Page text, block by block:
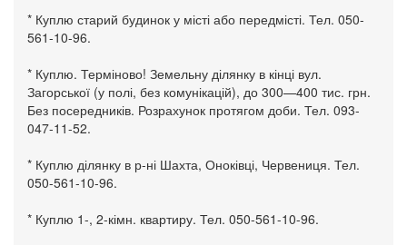
* Куплю старий будинок у місті або передмісті. Тел. 050-
561-10-96.
* Куплю. Терміново! Земельну ділянку в кінці вул.
Загорської (у полі, без комунікацій), до 300—400 тис. грн.
Без посередників. Розрахунок протягом доби. Тел. 093-
047-11-52.
* Куплю ділянку в р-ні Шахта, Оноківці, Червениця. Тел.
050-561-10-96.
* Куплю 1-, 2-кімн. квартиру. Тел. 050-561-10-96.